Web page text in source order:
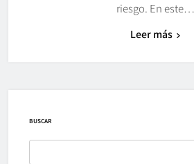
riesgo. En este…
Leer más
BUSCAR